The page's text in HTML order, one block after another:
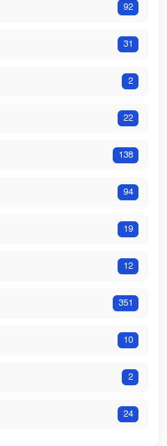
92
31
2
22
138
94
19
12
351
10
2
24